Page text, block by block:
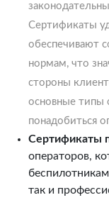
Сертификаты
обеспечивают
нормам, что
стороны
основные типы
понадобиться
Сертификаты
операторов,
так и